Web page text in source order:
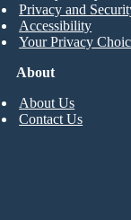
About
About Us
Contact Us
Privacy and
Accessibility
Your Privacy